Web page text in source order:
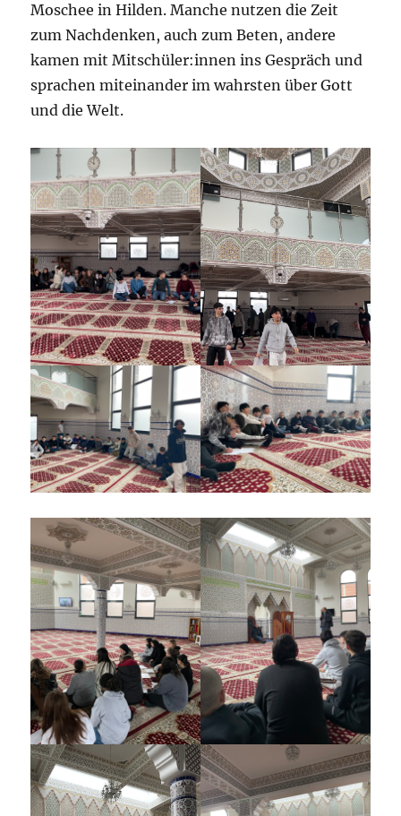
Moschee in Hilden. Manche nutzen die Zeit
zum Nachdenken, auch zum Beten, andere
kamen mit Mitschüler:innen ins Gespräch und
sprachen miteinander im wahrsten über Gott
und die Welt.